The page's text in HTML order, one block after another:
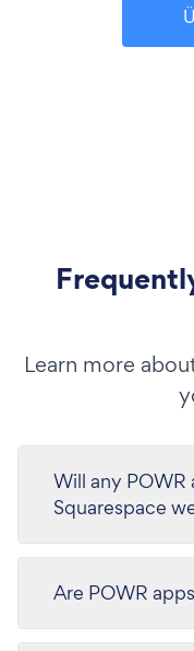
Learn more
Will any
Squarespace
Are POWR